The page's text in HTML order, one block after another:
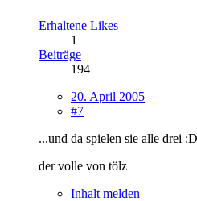
Erhaltene Likes
1
Beiträge
194
20. April 2005
#7
...und da spielen sie alle drei
der volle von tölz
Inhalt melden